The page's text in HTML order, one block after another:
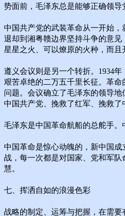
势面前，毛泽东总是能够正确领
中国共产党的武装革命从一开始
退却到湘粤赣边界坚持斗争的意
星星之火、可以燎原的火种，而且
遵义会议则是另一个转折。1934
艰苦卓绝的二万五千里长征。革
问题。会议确立了毛泽东的领导
中国共产党、挽救了红军、挽救
毛泽东是中国革命航船的总舵手
中国革命是惊心动魄的，新中国成
战，每一次都是对国家、党和军
慧。
七、挥洒自如的浪漫色彩
战略的制定、运筹与把握，在需